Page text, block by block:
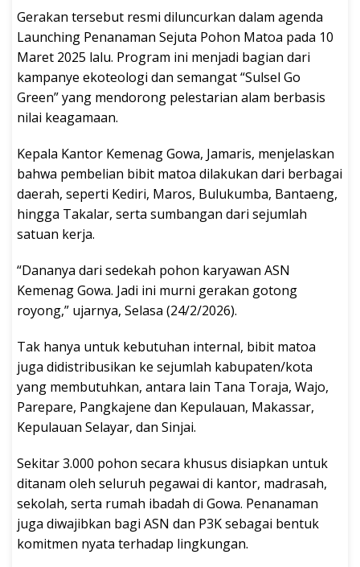
Gerakan tersebut resmi diluncurkan dalam agenda
Launching Penanaman Sejuta Pohon Matoa pada 10
Maret 2025 lalu. Program ini menjadi bagian dari
kampanye ekoteologi dan semangat “Sulsel Go
Green” yang mendorong pelestarian alam berbasis
nilai keagamaan.
Kepala Kantor Kemenag Gowa, Jamaris, menjelaskan
bahwa pembelian bibit matoa dilakukan dari berbagai
daerah, seperti Kediri, Maros, Bulukumba, Bantaeng,
hingga Takalar, serta sumbangan dari sejumlah
satuan kerja.
“Dananya dari sedekah pohon karyawan ASN
Kemenag Gowa. Jadi ini murni gerakan gotong
royong,” ujarnya, Selasa (24/2/2026).
Tak hanya untuk kebutuhan internal, bibit matoa
juga didistribusikan ke sejumlah kabupaten/kota
yang membutuhkan, antara lain Tana Toraja, Wajo,
Parepare, Pangkajene dan Kepulauan, Makassar,
Kepulauan Selayar, dan Sinjai.
Sekitar 3.000 pohon secara khusus disiapkan untuk
ditanam oleh seluruh pegawai di kantor, madrasah,
sekolah, serta rumah ibadah di Gowa. Penanaman
juga diwajibkan bagi ASN dan P3K sebagai bentuk
komitmen nyata terhadap lingkungan.